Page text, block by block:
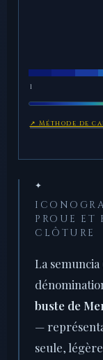
1
↗ Méthode de
✦
PROUE
CLÔTURE
La
buste de
—
seule,